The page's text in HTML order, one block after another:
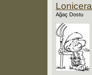
Lonicera
Ağaç Dostu